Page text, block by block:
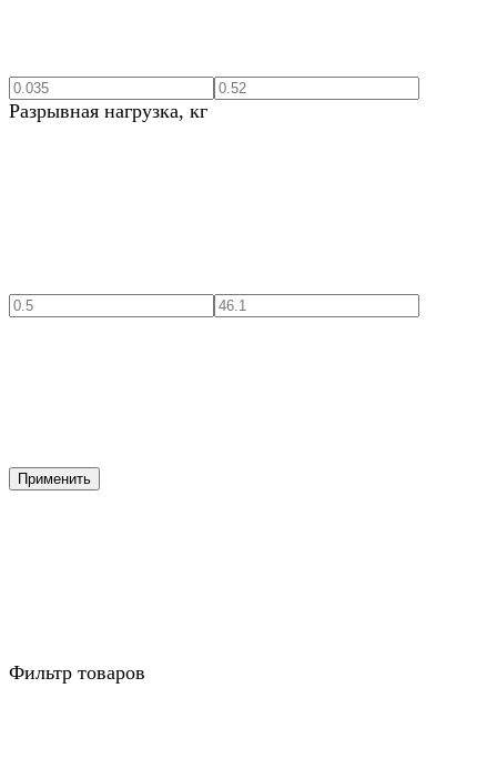
Разрывная нагрузка, кг
Применить
Фильтр товаров